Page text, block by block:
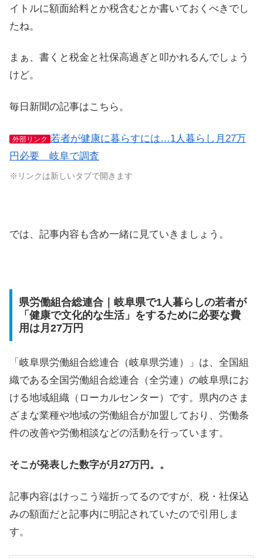
イトルに額面給料とか税含むとか書いておくべきでし
たね。
まぁ、書くと税金と社保高過ぎと叩かれるんでしょう
けど。
毎日新聞の記事はこちら。
外部リンク 若者が健康に暮らすには…1人暮らし月27万
円必要 岐阜で調査
※リンクは新しいタブで開きます
では、記事内容も含め一緒に見ていきましょう。
県労働組合総連合｜岐阜県で1人暮らしの若者が
「健康で文化的な生活」をするために必要な費
用は月27万円
「岐阜県労働組合総連合（岐阜県労連）」は、全国組
織である全国労働組合総連合（全労連）の岐阜県にお
ける地域組織（ローカルセンター）です。県内のさま
ざまな業種や地域の労働組合が加盟しており、労働条
件の改善や労働相談などの活動を行っています。
そこが発表した数字が月27万円。。
記事内容はけっこう端折ってるのですが、税・社保込
みの額面だと記事内に明記されていたので引用しま
す。